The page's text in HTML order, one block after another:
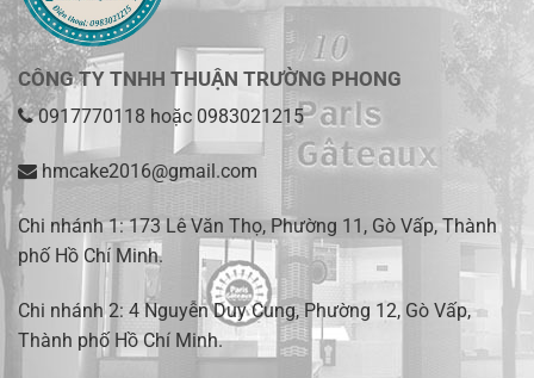
CÔNG TY TNHH THUẬN TRƯỜNG PHONG
0917770118 hoặc 0983021215
hmcake2016@gmail.com
Chi nhánh 1:173 Lê Văn Thọ, Phường 11, Gò Vấp, Thành
phố Hồ Chí Minh.
Chi nhánh 2: 4 Nguyễn Duy Cung, Phường 12, Gò Vấp,
Thành phố Hồ Chí Minh.